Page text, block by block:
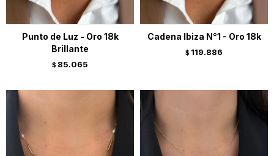
Punto de Luz - Oro 18k
Brillante
$ 85.065
Cadena Ibiza N°1 - Oro 18k
$ 119.886